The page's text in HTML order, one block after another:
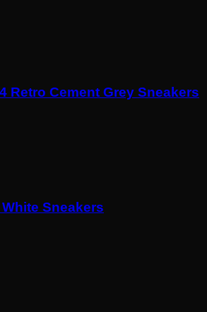
Retro Cement Grey Sneakers
Sneakers